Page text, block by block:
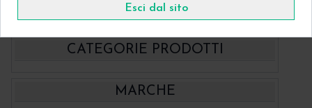
CATEGORIE PRODOTTI
- BBraun BiomaterialeMARCHE
Esci dal sito